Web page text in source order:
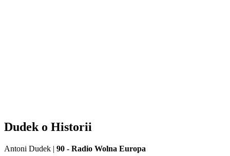
Dudek o Historii
Antoni Dudek | 90 - Radio Wolna Europa